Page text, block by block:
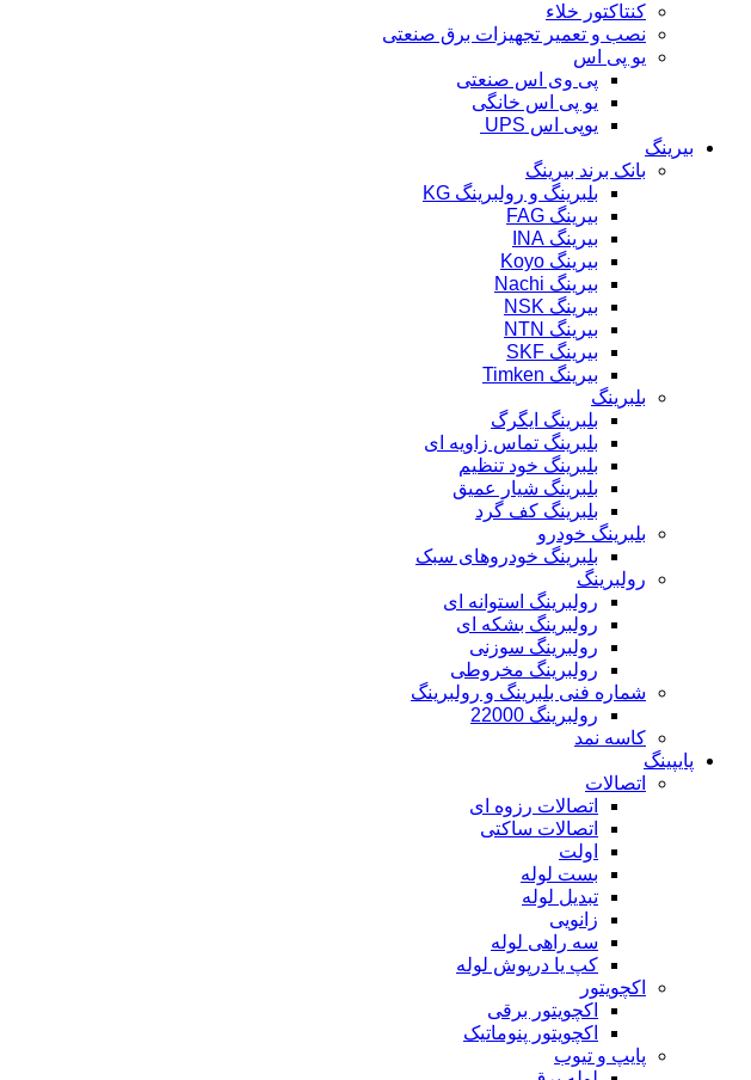
کنتاکتور خلاء
نصب و تعمیر تجهیزات برق صنعتی
یو پی اس
پی وی اس صنعتی
یو پی اس خانگی
یوپی اس UPS
بیرینگ
بانک برند بیرینگ
بلبرینگ و رولبرینگ KG
بیرینگ FAG
بیرینگ INA
بیرینگ Koyo
بیرینگ Nachi
بیرینگ NSK
بیرینگ NTN
بیرینگ SKF
بیرینگ Timken
بلبرینگ
بلبرینگ ایگرگ
بلبرینگ تماس زاویه ای
بلبرینگ خود تنظیم
بلبرینگ شیار عمیق
بلبرینگ کف گرد
بلبرینگ خودرو
بلبرینگ خودروهای سبک
رولبرینگ
رولبرینگ استوانه ای
رولبرینگ بشکه ای
رولبرینگ سوزنی
رولبرینگ مخروطی
شماره فنی بلبرینگ و رولبرینگ
رولبرینگ 22000
کاسه نمد
پایپینگ
اتصالات
اتصالات رزوه ای
اتصالات ساکتی
اولت
بست لوله
تبدیل لوله
زانویی
سه راهی لوله
کپ یا درپوش لوله
اکچویتور
اکچویتور برقی
اکچویتور پنوماتیک
پایپ و تیوب